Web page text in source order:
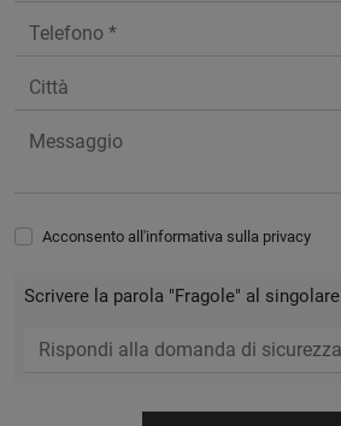
Acconsento all'informativa sulla privacy
Scrivere la parola "Fragole" al singolare